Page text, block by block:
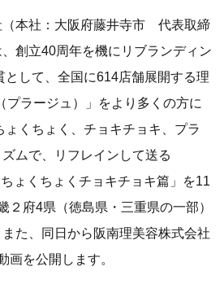
本社：大阪府藤井寺市 代表取締
創立40周年を機にリブランディン
として、全国に614店舗展開する理
プラージュ）」をより多くの方に
くちょく、チョキチョキ、プラ
ムで、リフレインして送る
ょくちょくチョキチョキ篇」を11
２府4県（徳島県・三重県の一部）
た、同日から阪南理美容株式会社
画を公開します。